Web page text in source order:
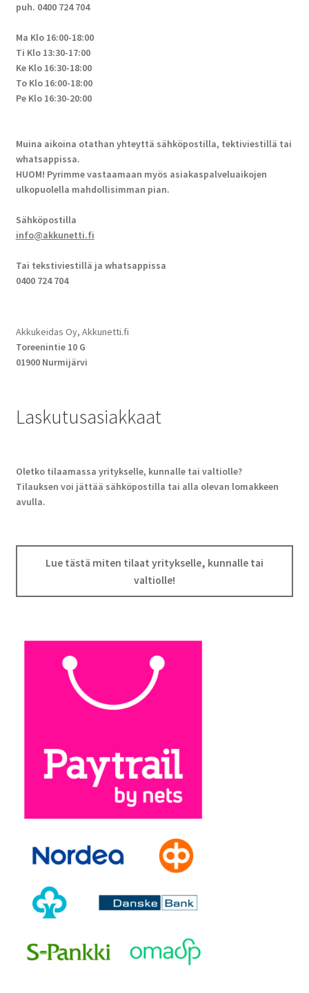
puh. 0400 724 704
Ma Klo 16:00-18:00
Ti Klo 13:30-17:00
Ke Klo 16:30-18:00
To Klo 16:00-18:00
Pe Klo 16:30-20:00
Muina aikoina otathan yhteyttä sähköpostilla, tektiviestillä tai
whatsappissa.
HUOM! Pyrimme vastaamaan myös asiakaspalveluaikojen
ulkopuolella mahdollisimman pian.
Sähköpostilla
info@akkunetti.fi
Tai tekstiviestillä ja whatsappissa
0400 724 704
Akkukeidas Oy, Akkunetti.fi
Toreenintie 10 G
01900 Nurmijärvi
Laskutusasiakkaat
Oletko tilaamassa yritykselle, kunnalle tai valtiolle?
Tilauksen voi jättää sähköpostilla tai alla olevan lomakkeen
avulla.
Lue tästä miten tilaat yritykselle, kunnalle tai
valtiolle!